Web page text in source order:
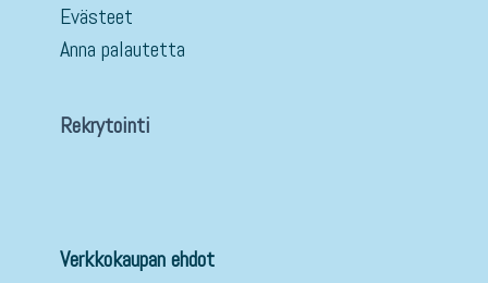
Evästeet
Anna palautetta
Rekrytointi
Verkkokaupan ehdot